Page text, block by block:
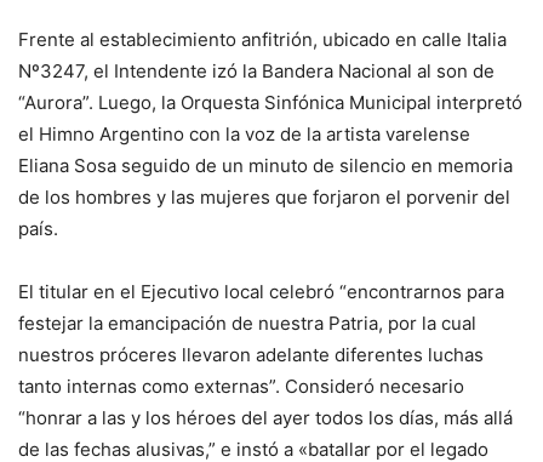
Frente al establecimiento anfitrión, ubicado en calle Italia
Nº3247, el Intendente izó la Bandera Nacional al son de
“Aurora”. Luego, la Orquesta Sinfónica Municipal interpretó
el Himno Argentino con la voz de la artista varelense
Eliana Sosa seguido de un minuto de silencio en memoria
de los hombres y las mujeres que forjaron el porvenir del
país.
El titular en el Ejecutivo local celebró “encontrarnos para
festejar la emancipación de nuestra Patria, por la cual
nuestros próceres llevaron adelante diferentes luchas
tanto internas como externas”. Consideró necesario
“honrar a las y los héroes del ayer todos los días, más allá
de las fechas alusivas,” e instó a «batallar por el legado